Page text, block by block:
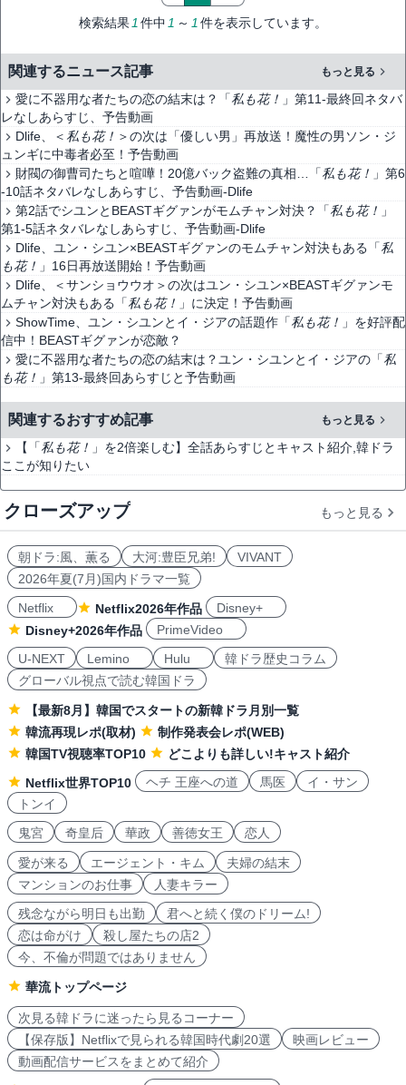
検索結果 1 件中 1 ～ 1 件を表示しています。
関連するニュース記事 もっと見る
愛に不器用な者たちの恋の結末は？「私も花！ 」第11-最終回ネタバ
レなしあらすじ、予告動画
Dlife、＜ 私も花！ ＞の次は「優しい男」再放送！魔性の男ソン・ジ
ュンギに中毒者必至！予告動画
財閥の御曹司たちと喧嘩！20億バック盗難の真相…「私も花！ 」第6
-10話ネタバレなしあらすじ、予告動画-Dlife
第2話でシユンとBEASTギグァンがモムチャン対決？「私も花！ 」
第1-5話ネタバレなしあらすじ、予告動画-Dlife
Dlife、ユン・シユン×BEASTギグァンのモムチャン対決もある「私
も花！ 」16日再放送開始！予告動画
Dlife、＜サンショウウオ＞の次はユン・シユン×BEASTギグァンモ
ムチャン対決もある「私も花！ 」に決定！予告動画
ShowTime、ユン・シユンとイ・ジアの話題作「私も花！ 」を好評配
信中！BEASTギグァンが恋敵？
愛に不器用な者たちの恋の結末は？ユン・シユンとイ・ジアの「私
も花！ 」第13-最終回あらすじと予告動画
関連するおすすめ記事 もっと見る
【「私も花！ 」を2倍楽しむ】全話あらすじとキャスト紹介,韓ドラ
ここが知りたい
クローズアップ もっと見る
朝ドラ:風、薫る 大河:豊臣兄弟!
VIVANT
2026年夏(7月)国内ドラマ一覧
Netflix
Netflix2026年作品
Disney+
Disney+2026年作品
PrimeVideo
U-NEXT
Lemino Hulu
韓ドラ歴史コラム
グローバル視点で読む韓国ドラ
【最新8月】韓国でスタートの新韓ドラ月別一覧
韓流再現レポ(取材)
制作発表会レポ(WEB)
韓国TV視聴率TOP10
どこよりも詳しい!キャスト紹介
Netflix世界TOP10
ヘチ 王座への道 馬医
イ・サン
トンイ
鬼宮
奇皇后 華政 善徳女王 恋人
愛が来る エージェント・キム
夫婦の結末
マンションのお仕事
人妻キラー
残念ながら明日も出勤
君へと続く僕のドリーム!
恋は命がけ
殺し屋たちの店2
今、不倫が問題ではありません
華流トップページ
次見る韓ドラに迷ったら見るコーナー
【保存版】Netflixで見られる韓国時代劇20選
映画レビュー
動画配信サービスをまとめて紹介